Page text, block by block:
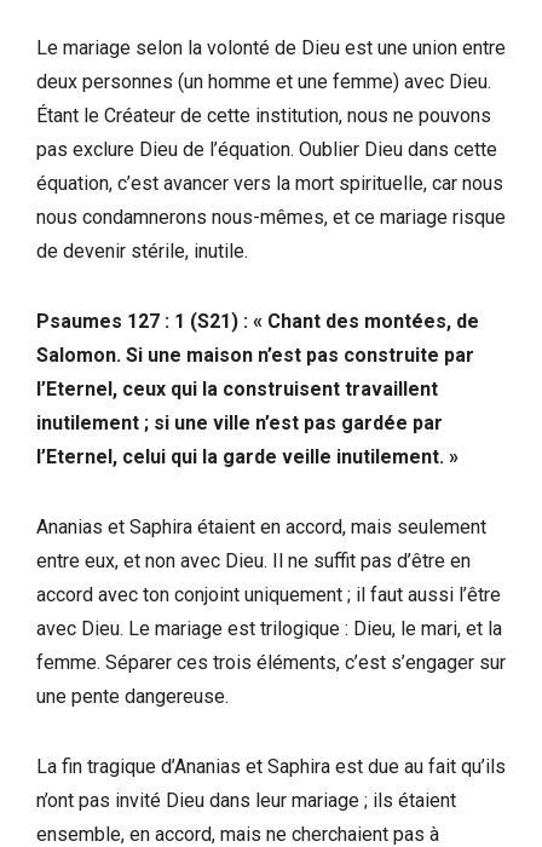
Le mariage selon la volonté de Dieu est une union entre
deux personnes (un homme et une femme) avec Dieu.
Étant le Créateur de cette institution, nous ne pouvons
pas exclure Dieu de l’équation. Oublier Dieu dans cette
équation, c’est avancer vers la mort spirituelle, car nous
nous condamnerons nous-mêmes, et ce mariage risque
de devenir stérile, inutile.
Psaumes 127 : 1 (S21) : « Chant des montées, de
Salomon. Si une maison n’est pas construite par
l’Eternel, ceux qui la construisent travaillent
inutilement ; si une ville n’est pas gardée par
l’Eternel, celui qui la garde veille inutilement. »
Ananias et Saphira étaient en accord, mais seulement
entre eux, et non avec Dieu. Il ne suffit pas d’être en
accord avec ton conjoint uniquement ; il faut aussi l’être
avec Dieu. Le mariage est trilogique : Dieu, le mari, et la
femme. Séparer ces trois éléments, c’est s’engager sur
une pente dangereuse.
La fin tragique d’Ananias et Saphira est due au fait qu’ils
n’ont pas invité Dieu dans leur mariage ; ils étaient
ensemble, en accord, mais ne cherchaient pas à